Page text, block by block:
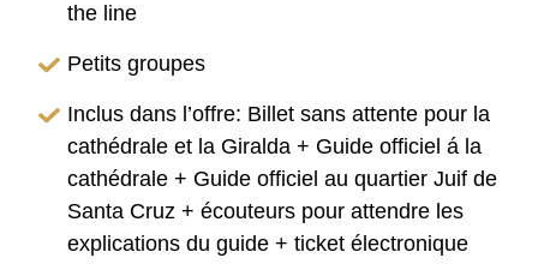
the line
Petits groupes
Inclus dans l’offre: Billet sans attente pour la
cathédrale et la Giralda + Guide officiel á la
cathédrale + Guide officiel au quartier Juif de
Santa Cruz + écouteurs pour attendre les
explications du guide + ticket électronique